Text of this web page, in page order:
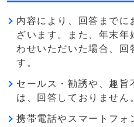
内容により、回答までに
ざいます。また、年末年
わせいただいた場合、回
す。
セールス・勧誘や、趣旨
は、回答しておりません
携帯電話やスマートフォ